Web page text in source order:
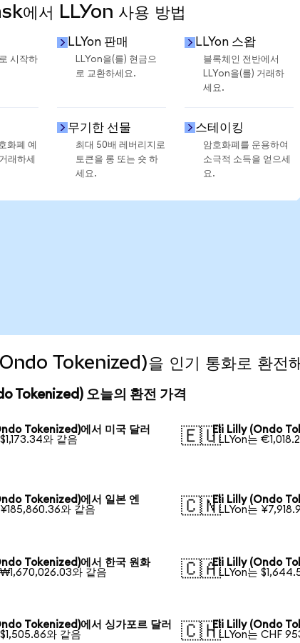
에서 LLYon 사용 방법
시작하
LLYon 판매
LLYon을(를) 현금으
로 교환하세요.
LLYon 스왑
블록체인 전반에서
LLYon을(를) 거래하
세요.
화폐 예
래하세
무기한 선물
최대 50배 레버리지로
토큰을 롱 또는 숏 하
세요.
스테이킹
암호화폐를 운용하여
소극적 소득을 얻으세
요.
Tokenized)을 인기 통화로 환전
Tokenized) 오늘의 환전 가격
Tokenized)에서 미국 달러
와 같음
🇪🇺Eli Lilly (Ondo
1 LLYon는
Tokenized)에서 일본 엔
¥185,860.36와 같음
🇨🇳Eli Lilly (Ondo
1 LLYon는
Tokenized)에서 한국 원화
₩1,670,026.03와 같음
🇨🇦Eli Lilly (Ondo
1 LLYon는
Tokenized)에서 싱가포르 달러
와 같음
🇨🇭Eli Lilly (Ondo
1 LLYon는 CHF